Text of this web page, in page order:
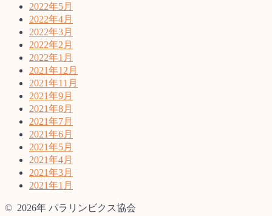
2022年5月
2022年4月
2022年3月
2022年2月
2022年1月
2021年12月
2021年11月
2021年9月
2021年8月
2021年7月
2021年6月
2021年5月
2021年4月
2021年3月
2021年1月
© 2026年 パラリンビクス協会